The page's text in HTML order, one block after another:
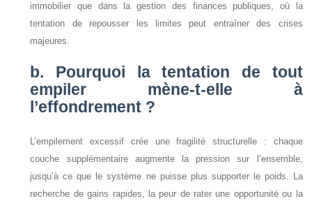
immobilier que dans la gestion des finances publiques, où la
tentation de repousser les limites peut entraîner des crises
majeures.
b. Pourquoi la tentation de tout
empiler mène-t-elle à
l’effondrement ?
L’empilement excessif crée une fragilité structurelle : chaque
couche supplémentaire augmente la pression sur l’ensemble,
jusqu’à ce que le système ne puisse plus supporter le poids. La
recherche de gains rapides, la peur de rater une opportunité ou la